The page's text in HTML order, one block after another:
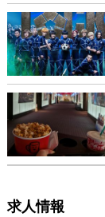
求人情報